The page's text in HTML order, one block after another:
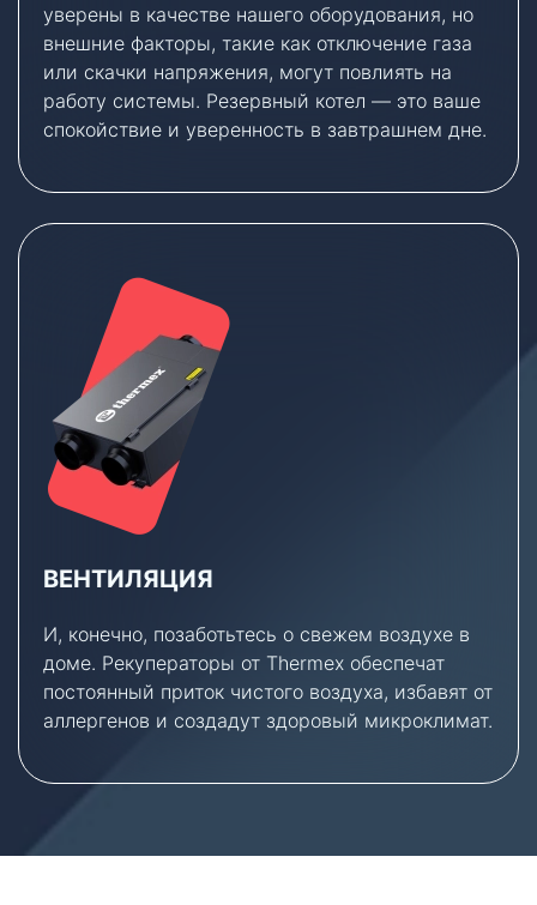
уверены в качестве нашего оборудования, но
внешние факторы, такие как отключение газа
или скачки напряжения, могут повлиять на
работу системы. Резервный котел — это ваше
спокойствие и уверенность в завтрашнем дне.
ВЕНТИЛЯЦИЯ
И, конечно, позаботьтесь о свежем воздухе в
доме. Рекуператоры от Thermex обеспечат
постоянный приток чистого воздуха, избавят от
аллергенов и создадут здоровый микроклимат.